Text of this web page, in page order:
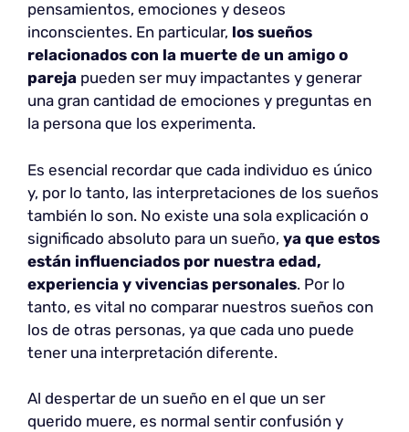
pensamientos, emociones y deseos
inconscientes. En particular, los sueños
relacionados con la muerte de un amigo o
pareja pueden ser muy impactantes y generar
una gran cantidad de emociones y preguntas en
la persona que los experimenta.
Es esencial recordar que cada individuo es único
y, por lo tanto, las interpretaciones de los sueños
también lo son. No existe una sola explicación o
significado absoluto para un sueño, ya que estos
están influenciados por nuestra edad,
experiencia y vivencias personales. Por lo
tanto, es vital no comparar nuestros sueños con
los de otras personas, ya que cada uno puede
tener una interpretación diferente.
Al despertar de un sueño en el que un ser
querido muere, es normal sentir confusión y